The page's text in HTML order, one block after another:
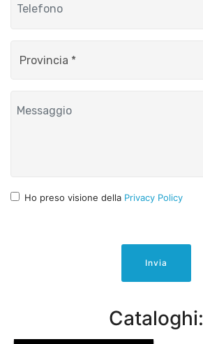
Ho preso visione della Privacy Policy
Invia
Cataloghi: